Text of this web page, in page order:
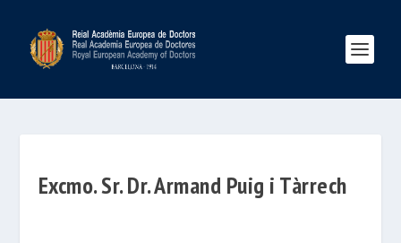
Excmo. Sr. Dr. Armand Puig i Tàrrech